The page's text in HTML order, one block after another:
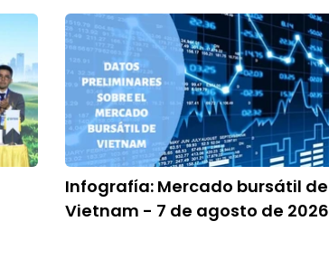
Infografía: Mercado bursátil de
Vietnam - 7 de agosto de 2026